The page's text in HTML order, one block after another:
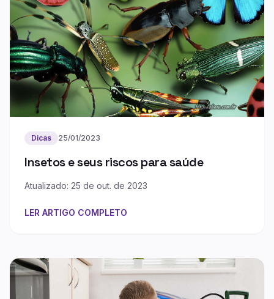
Dicas 25/01/2023
Insetos e seus riscos para saúde
Atualizado: 25 de out. de 2023
LER ARTIGO COMPLETO